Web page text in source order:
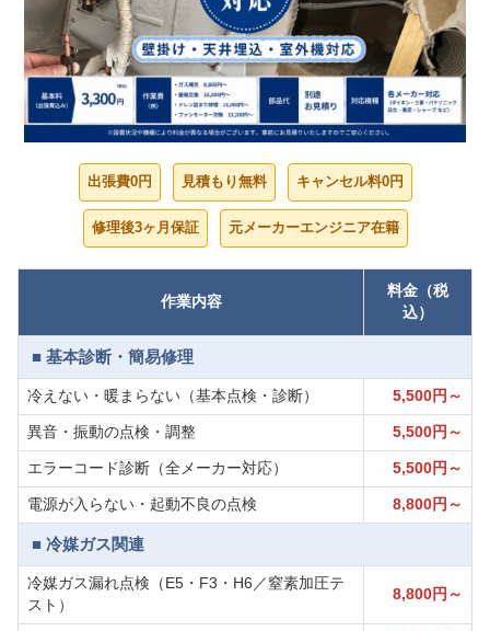
出張費0円 見積もり無料 キャンセル料0円
修理後3ヶ月保証 元メーカーエンジニア在籍
作業内容
料金（税
込）
■ 基本診断・簡易修理
冷えない・暖まらない（基本点検・診断） 5,500円～
異音・振動の点検・調整 5,500円～
エラーコード診断（全メーカー対応） 5,500円～
電源が入らない・起動不良の点検 8,800円～
■ 冷媒ガス関連
冷媒ガス漏れ点検（E5・F3・H6／窒素加圧テ
スト）
8,800円～